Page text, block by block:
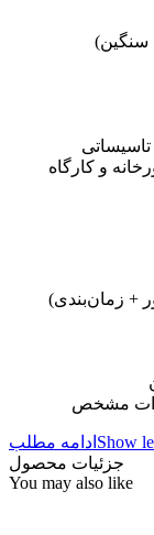
تاسیساتی
و کارگاه
+ زمان‌بندی)
مشخص
ادامه مطلب Show
جزئیات محصول
You may also like